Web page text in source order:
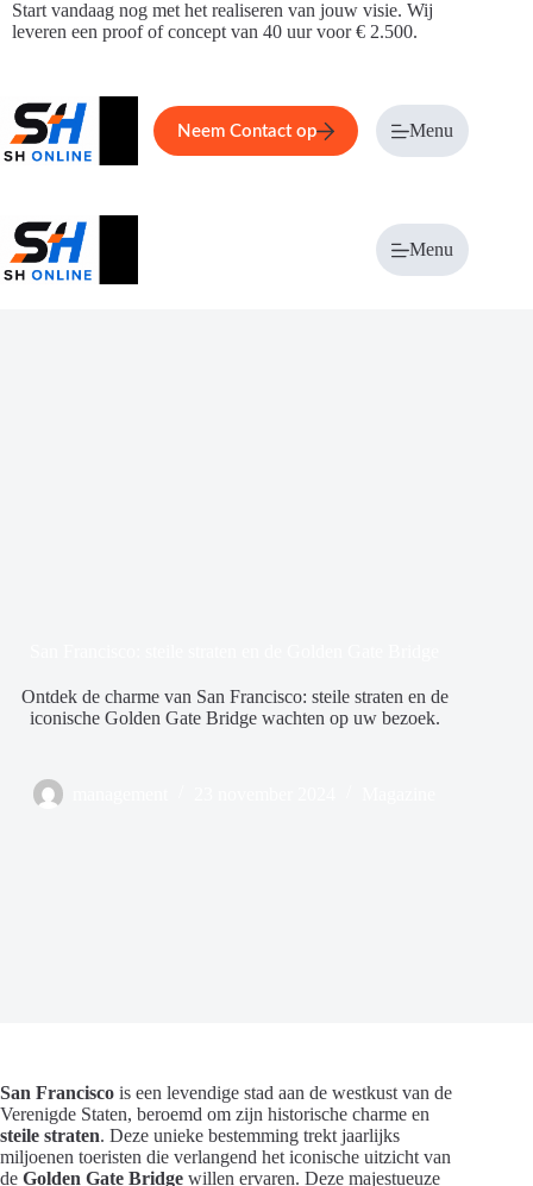
Ga
naar
Start vandaag nog met het realiseren van jouw visie. Wij
leveren een proof of concept van 40 uur voor € 2.500.
Home Service Over ons
Neem Contact op Menu
Menu
Ontdek de charme van San Francisco: steile straten en de
iconische Golden Gate Bridge wachten op uw bezoek.
San Francisco is een levendige stad aan de westkust van de
Verenigde Staten, beroemd om zijn historische charme en
steile straten. Deze unieke bestemming trekt jaarlijks
miljoenen toeristen die verlangend het iconische uitzicht van
de Golden Gate Bridge willen ervaren. Deze majestueuze